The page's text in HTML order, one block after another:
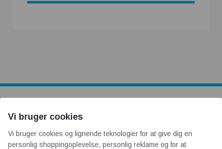
AOT
Om os
Vi bruger cookies
Vi bruger cookies og lignende teknologier for at give dig en
personlig shoppingoplevelse, personlig reklame og for at